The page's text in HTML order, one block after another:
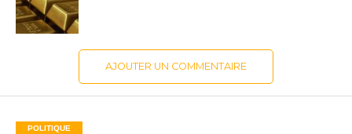
AJOUTER UN COMMENTAIRE
POLITIQUE